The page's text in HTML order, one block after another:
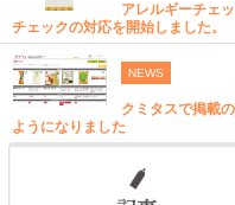
アレルギーチェ
チェックの対応を開始しました。
NEWS
クミタスで掲載
ようになりました